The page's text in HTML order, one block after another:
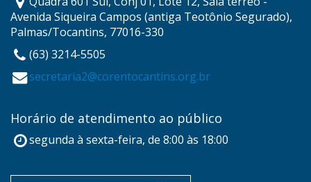
Avenida Siqueira Campos (antiga Teotônio Segurado),
Palmas/Tocantins, 77016-330
(63) 3214-5505
secretaria2@corentocantins.org.br
Horário de atendimento ao público
segunda à sexta-feira, de 8:00 às 18:00